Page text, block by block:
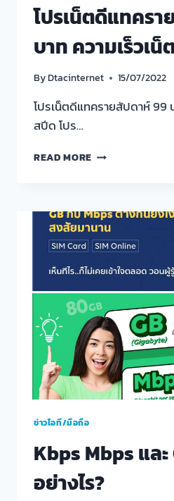
โปรเน็ตดีแทคร
บาท ความเร็วเ
ByDtacinternet 15/07/2022
โปรเน็ตดีแทครายสัปดาห์ 99
สปีด โปร…
READ MORE โปร
ครา
ย
สัปดาห์
บาท
เน็ต
ไม่
ลด
สปีด
ข่าวไอที/มือถือ
Kbps Mbps แล
อย่างไร?